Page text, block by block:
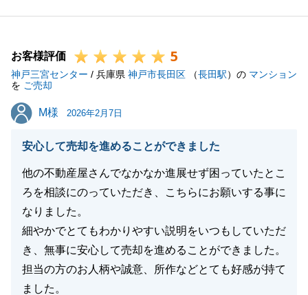
今後とも末永いお付き合いをよろしくお願いいたしま
お客様評価 5
神戸三宮センター / 兵庫県 神戸市長田区 （長田駅）の マンション
を ご売却
M様
M様 2026年2月7日
安心して売却を進めることができました
他の不動産屋さんでなかなか進展せず困っていたとこ
ろを相談にのっていただき、こちらにお願いする事に
なりました。
細やかでとてもわかりやすい説明をいつもしていただ
き、無事に安心して売却を進めることができました。
担当の方のお人柄や誠意、所作などとても好感が持て
ました。